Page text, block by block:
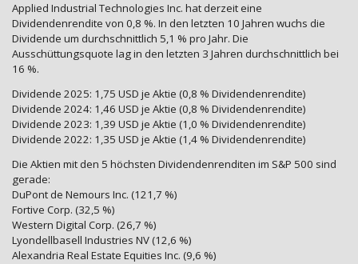
Applied Industrial Technologies Inc. hat derzeit eine
Dividendenrendite von 0,8 %. In den letzten 10 Jahren wuchs die
Dividende um durchschnittlich 5,1 % pro Jahr. Die
Ausschüttungsquote lag in den letzten 3 Jahren durchschnittlich bei
16 %.
Dividende 2025: 1,75 USD je Aktie (0,8 % Dividendenrendite)
Dividende 2024: 1,46 USD je Aktie (0,8 % Dividendenrendite)
Dividende 2023: 1,39 USD je Aktie (1,0 % Dividendenrendite)
Dividende 2022: 1,35 USD je Aktie (1,4 % Dividendenrendite)
Die Aktien mit den 5 höchsten Dividendenrenditen im S&P 500 sind
gerade:
DuPont de Nemours Inc. (121,7 %)
Fortive Corp. (32,5 %)
Western Digital Corp. (26,7 %)
Lyondellbasell Industries NV (12,6 %)
Alexandria Real Estate Equities Inc. (9,6 %)